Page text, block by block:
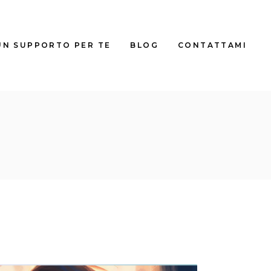
SUPPORTO PER TE BLOG CONTATTAMI